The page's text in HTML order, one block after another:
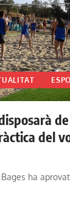
del
ha